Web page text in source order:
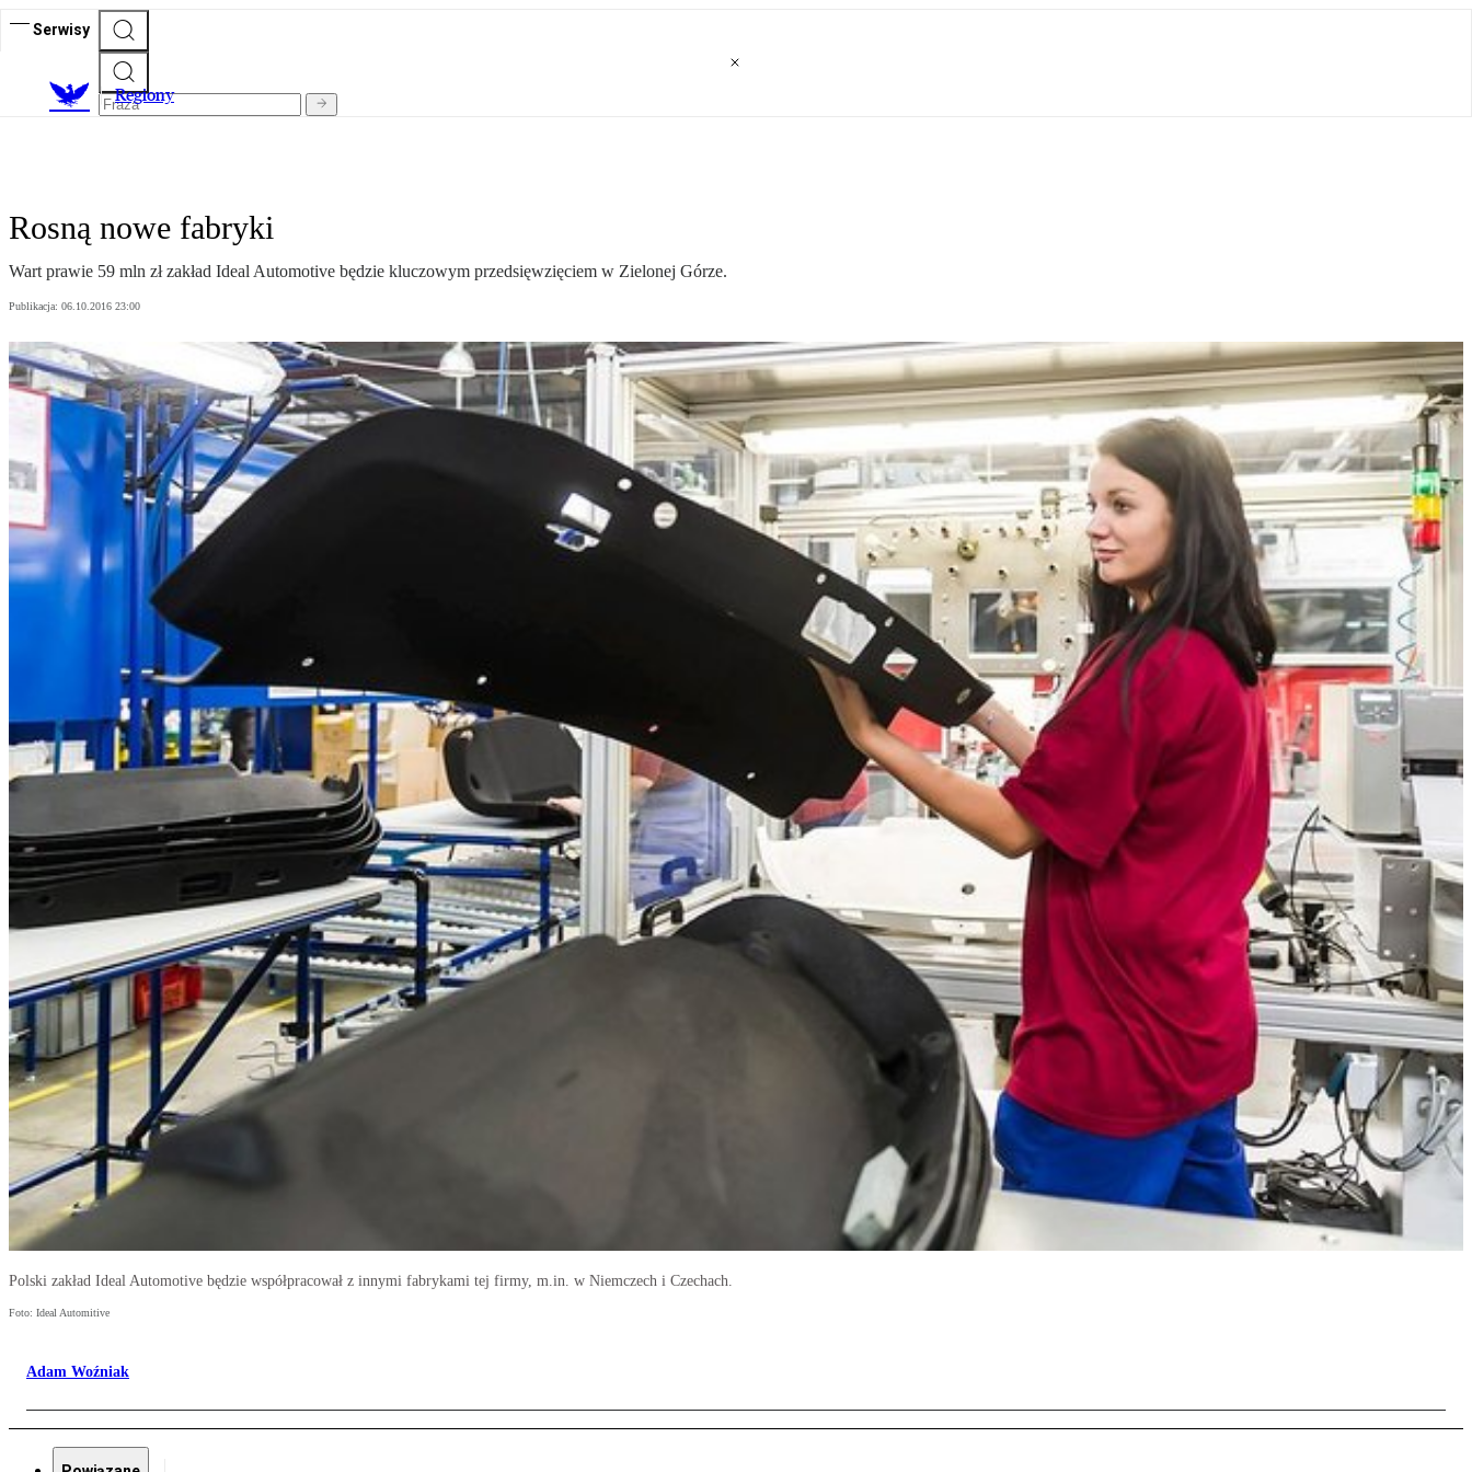
Serwisy
Regiony
Rosną nowe fabryki
Wart prawie 59 mln zł zakład Ideal Automotive będzie kluczowym przedsięwzięciem w Zielonej Górze.
Publikacja: 06.10.2016 23:00
Polski zakład Ideal Automotive będzie współpracował z innymi fabrykami tej firmy, m.in. w Niemczech i Czechach.
Foto: Ideal Automitive
Adam Woźniak